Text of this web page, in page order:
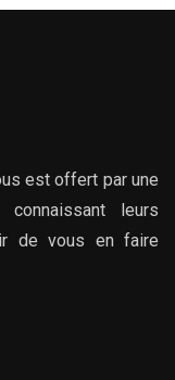
est offert par une
leurs
de vous en faire